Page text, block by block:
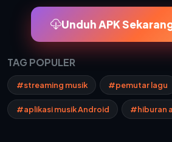
Unduh APK
TAG POPULER
#streaming musik #pemutar lagu
#aplikasi musik Android #hiburan